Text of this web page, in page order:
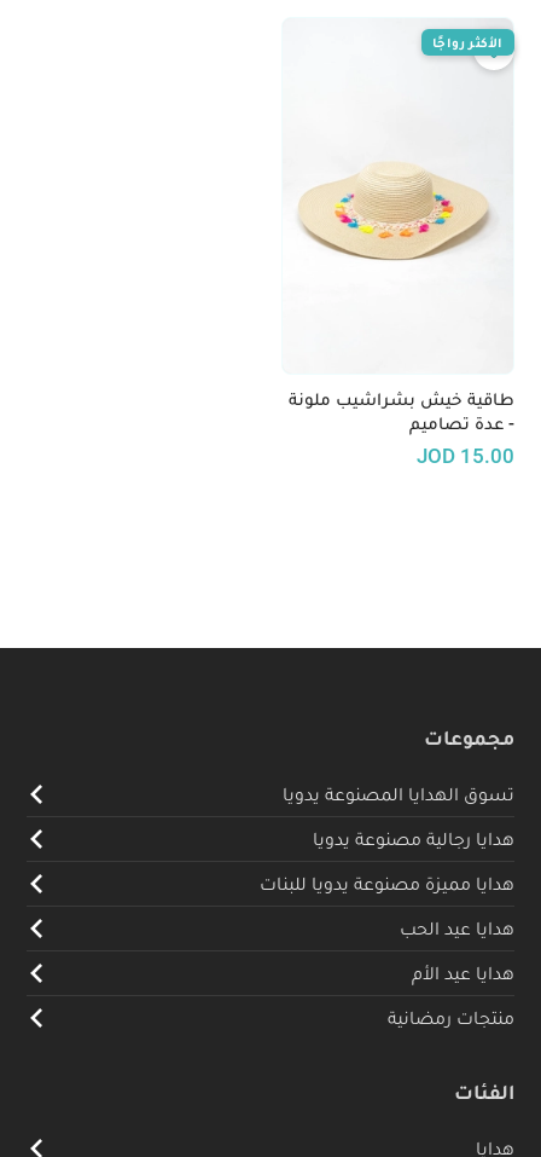
طاقية خيش بشراشيب ملونة
- عدة تصاميم
15.00
JOD
الأكثر رواجًا
مجموعات
تسوق الهدايا المصنوعة يدويا
هدايا رجالية مصنوعة يدويا
هدايا مميزة مصنوعة يدويا للبنات
هدايا عيد الحب
هدايا عيد الأم
منتجات رمضانية
الفئات
هدايا